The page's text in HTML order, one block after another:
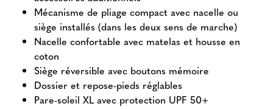
Mécanisme de pliage compact avec nacelle ou
siège installés (dans les deux sens de marche)
Nacelle confortable avec matelas et housse en
coton
Siège réversible avec boutons mémoire
Dossier et repose-pieds réglables
Pare-soleil XL avec protection UPF 50+